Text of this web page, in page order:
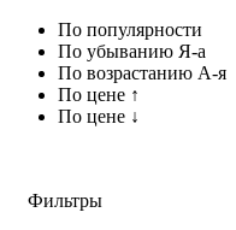
По популярности
По убыванию Я-а
По возрастанию А-я
По цене ↑
По цене ↓
Фильтры